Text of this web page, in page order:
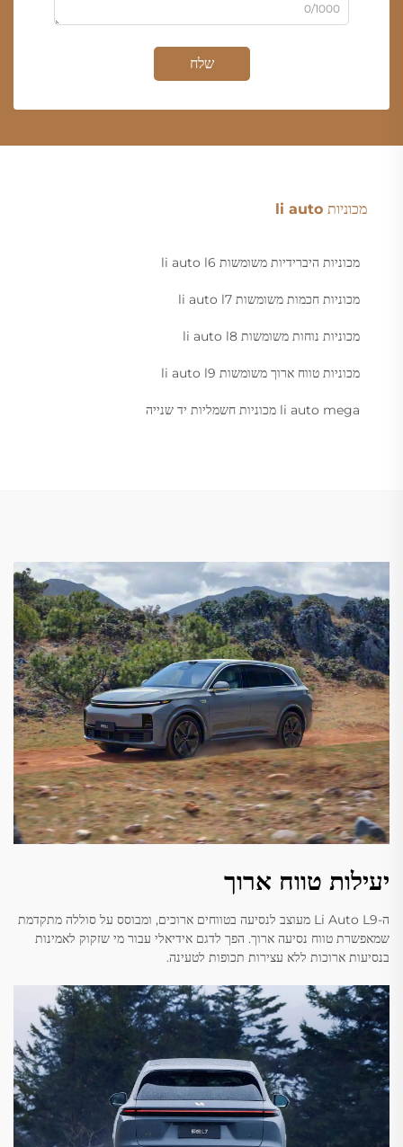
0/1000
שלח
מכוניות li auto
מכוניות היברידיות משומשות li auto l6
מכוניות חכמות משומשות li auto l7
מכוניות נוחות משומשות li auto l8
מכוניות טווח ארוך משומשות li auto l9
li auto mega מכוניות חשמליות יד שנייה
יעילות טווח ארוך
ה-Li Auto L9 מעוצב לנסיעה בטווחים ארוכים, ומבוסס על סוללה מתקדמת
שמאפשרת טווח נסיעה ארוך. הפך לדגם אידיאלי עבור מי שזקוק לאמינות
בנסיעות ארוכות ללא עצירות תכופות לטעינה.